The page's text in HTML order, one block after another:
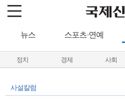
뉴스 스포츠·연예
정치 경제 사회
사설칼럼